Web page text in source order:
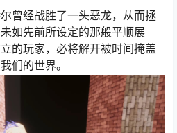
曾经战胜了一头恶龙，从而拯
如先前所设定的那般平顺展
的玩家，必将解开被时间掩盖
们的世界。